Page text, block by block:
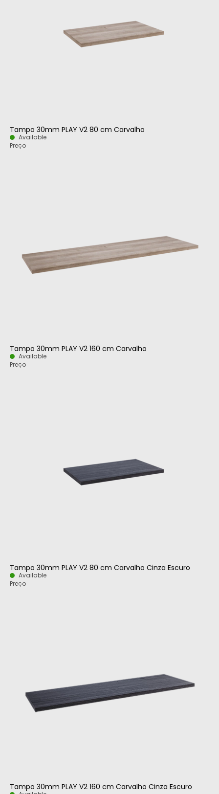
Tampo 30mm PLAY V2 80 cm Carvalho
Available
Preço
Tampo 30mm PLAY V2 160 cm Carvalho
Available
Preço
Tampo 30mm PLAY V2 80 cm Carvalho Cinza Escuro
Available
Preço
Tampo 30mm PLAY V2 160 cm Carvalho Cinza Escuro